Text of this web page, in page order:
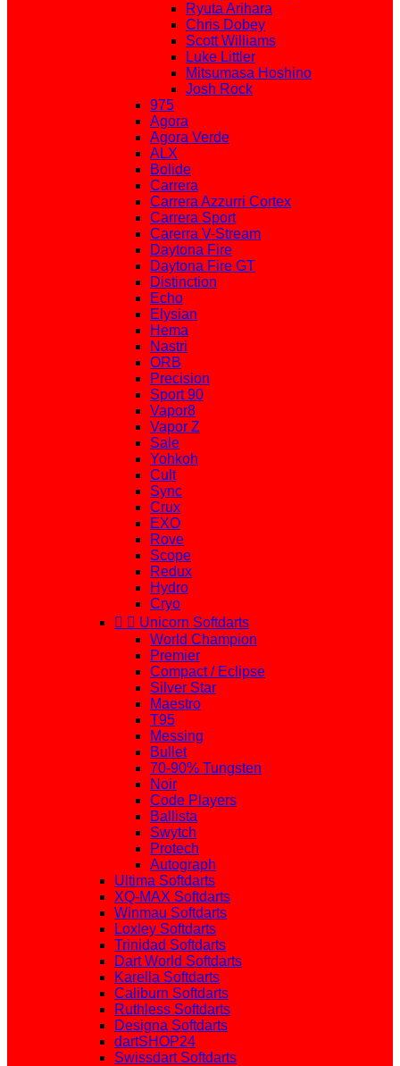
Ryuta Arihara
Chris Dobey
Scott Williams
Luke Littler
Mitsumasa Hoshino
Josh Rock
975
Agora
Agora Verde
ALX
Bolide
Carrera
Carrera Azzurri Cortex
Carrera Sport
Carerra V-Stream
Daytona Fire
Daytona Fire GT
Distinction
Echo
Elysian
Hema
Nastri
ORB
Precision
Sport 90
Vapor8
Vapor Z
Sale
Yohkoh
Cult
Sync
Crux
EXO
Rove
Scope
Redux
Hydro
Cryo
  Unicorn Softdarts
World Champion
Premier
Compact / Eclipse
Silver Star
Maestro
T95
Messing
Bullet
70-90% Tungsten
Noir
Code Players
Ballista
Swytch
Protech
Autograph
Ultima Softdarts
XQ-MAX Softdarts
Winmau Softdarts
Loxley Softdarts
Trinidad Softdarts
Dart World Softdarts
Karella Softdarts
Caliburn Softdarts
Ruthless Softdarts
Designa Softdarts
dartSHOP24
Swissdart Softdarts